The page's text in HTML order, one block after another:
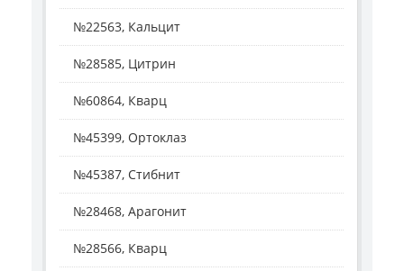
№22563, Кальцит
№28585, Цитрин
№60864, Кварц
№45399, Ортоклаз
№45387, Стибнит
№28468, Арагонит
№28566, Кварц